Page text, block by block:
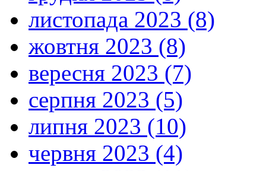
листопада 2023 (8)
жовтня 2023 (8)
вересня 2023 (7)
серпня 2023 (5)
липня 2023 (10)
червня 2023 (4)